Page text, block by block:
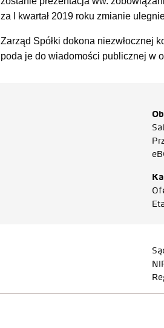
za I kwartał 2019 roku zmianie
Zarząd Spółki dokona niezwłocznej
poda je do wiadomości publicznej w